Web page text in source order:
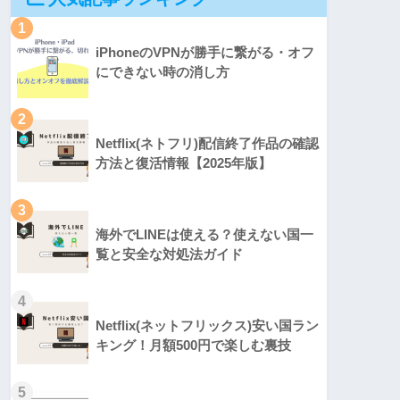
1
iPhoneのVPNが勝手に繋がる・オフ
にできない時の消し方
2
Netflix(ネトフリ)配信終了作品の確認
方法と復活情報【2025年版】
3
海外でLINEは使える？使えない国一
覧と安全な対処法ガイド
4
Netflix(ネットフリックス)安い国ラン
キング！月額500円で楽しむ裏技
5